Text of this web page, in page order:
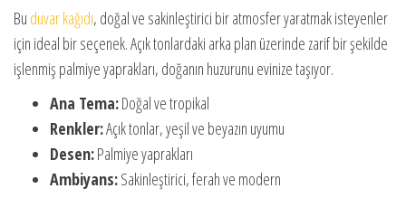
Bu duvar kağıdı, doğal ve sakinleştirici bir atmosfer yaratmak isteyenler
için ideal bir seçenek. Açık tonlardaki arka plan üzerinde zarif bir şekilde
işlenmiş palmiye yaprakları, doğanın huzurunu evinize taşıyor.
Ana Tema:Doğal ve tropikal
Renkler:Açık tonlar, yeşil ve beyazın uyumu
Desen:Palmiye yaprakları
Ambiyans:Sakinleştirici, ferah ve modern